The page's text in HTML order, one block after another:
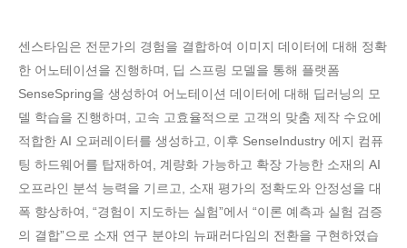
중국 기업입니다.
센스타임은 전문가의 경험을 결합하여 이미지 데이터에 대해 정확
한 어노테이션을 진행하며, 딥 스프링 모델을 통해 플랫폼
SenseSpring을 생성하여 어노테이션 데이터에 대해 딥러닝의 모
델 학습을 진행하며, 고속 고효율적으로 고객의 맞춤 제작 수요에
적합한 AI 오퍼레이터를 생성하고, 이후 SenseIndustry 에지 컴퓨
팅 하드웨어를 탑재하여, 계량화 가능하고 확장 가능한 소재의 AI
오프라인 분석 능력을 기르고, 소재 평가의 정확도와 안정성을 대
폭 향상하여, “경험이 지도하는 실험”에서 “이론 예측과 실험 검증
의 결합”으로 소재 연구 분야의 뉴패러다임의 전환을 구현하였습